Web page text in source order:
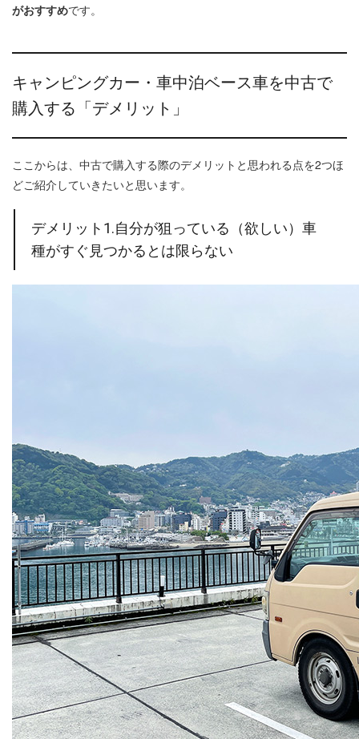
がおすすめです。
キャンピングカー・車中泊ベース車を中古で
購入する「デメリット」
ここからは、中古で購入する際のデメリットと思われる点を2つほ
どご紹介していきたいと思います。
デメリット1.自分が狙っている（欲しい）車
種がすぐ見つかるとは限らない